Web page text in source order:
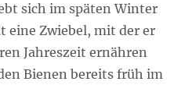
sich im späten Winter
eine Zwiebel, mit der er
Jahreszeit ernähren
Bienen bereits früh im